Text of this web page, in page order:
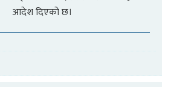
आदेश दिएको छ।